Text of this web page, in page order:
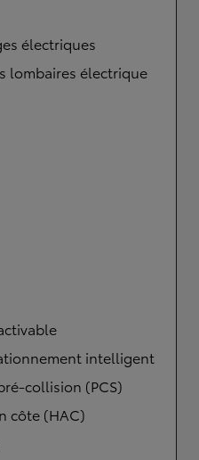
électriques
lombaires électrique
intelligent
collision (PCS)
côte (HAC)